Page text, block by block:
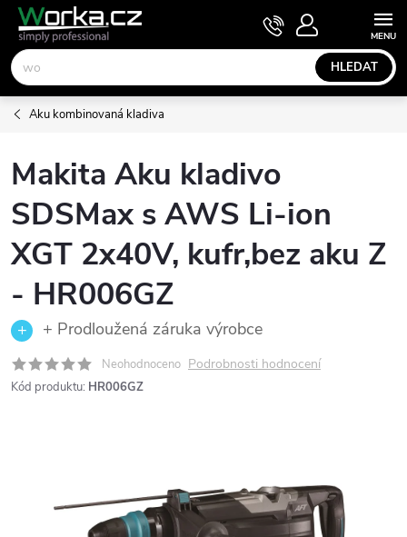
Přejít
obsah
HLEDAT
NÁKUPNÍ
KOŠÍK
Aku kombinovaná kladiva
Makita Aku kladivo
SDSMax s AWS Li-ion
XGT 2x40V, kufr,bez aku Z
- HR006GZ
+ Prodloužená záruka výrobce
Neohodnoceno Podrobnosti hodnocení
Kód produktu: HR006GZ